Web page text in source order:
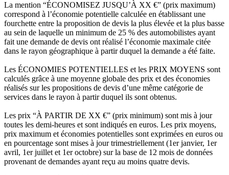
La mention “ÉCONOMISEZ JUSQU’À XX €” (prix maximum)
correspond à l’économie potentielle calculée en établissant une
fourchette entre la proposition de devis la plus élevée et la plus basse
au sein de laquelle un minimum de 25 % des automobilistes ayant
fait une demande de devis ont réalisé l’économie maximale citée
dans le rayon géographique à partir duquel la demande a été faite.
Les ÉCONOMIES POTENTIELLES et les PRIX MOYENS sont
calculés grâce à une moyenne globale des prix et des économies
réalisés sur les propositions de devis d’une même catégorie de
services dans le rayon à partir duquel ils sont obtenus.
Les prix “À PARTIR DE XX €” (prix minimum) sont mis à jour
toutes les demi-heures et sont indiqués en euros. Les prix moyens,
prix maximum et économies potentielles sont exprimées en euros ou
en pourcentage sont mises à jour trimestriellement (1er janvier, 1er
avril, 1er juillet et 1er octobre) sur la base de 12 mois de données
provenant de demandes ayant reçu au moins quatre devis.